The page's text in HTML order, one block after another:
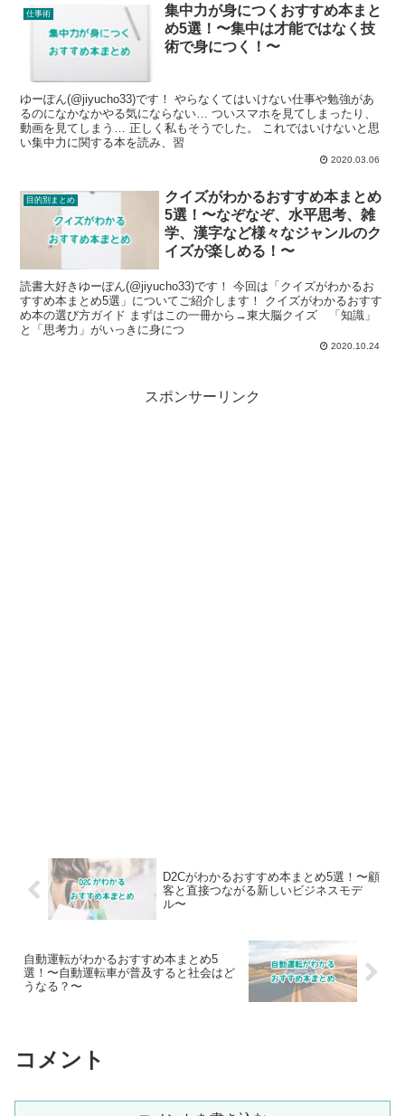
仕事術
集中力が身につくおすすめ本まと
め5選！〜集中は才能ではなく技
術で身につく！〜
ゆーぽん(@jiyucho33)です！ やらなくてはいけない仕事や勉強があ
るのになかなかやる気にならない… ついスマホを見てしまったり、
動画を見てしまう… 正しく私もそうでした。 これではいけないと思
い集中力に関する本を読み、習
2020.03.06
目的別まとめ
クイズがわかるおすすめ本まとめ
5選！〜なぞなぞ、水平思考、雑
学、漢字など様々なジャンルのク
イズが楽しめる！〜
読書大好きゆーぽん(@jiyucho33)です！ 今回は「クイズがわかるお
すすめ本まとめ5選」についてご紹介します！ クイズがわかるおすす
め本の選び方ガイド まずはこの一冊から→東大脳クイズ 「知識」
と「思考力」がいっきに身につ
2020.10.24
スポンサーリンク
D2Cがわかるおすすめ本まとめ5選！〜顧
客と直接つながる新しいビジネスモデ
ル〜
自動運転がわかるおすすめ本まとめ5
選！〜自動運転車が普及すると社会はど
うなる？〜
コメント